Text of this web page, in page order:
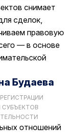
снимает
сделок,
правовую
— в основе
Будаева
отношений